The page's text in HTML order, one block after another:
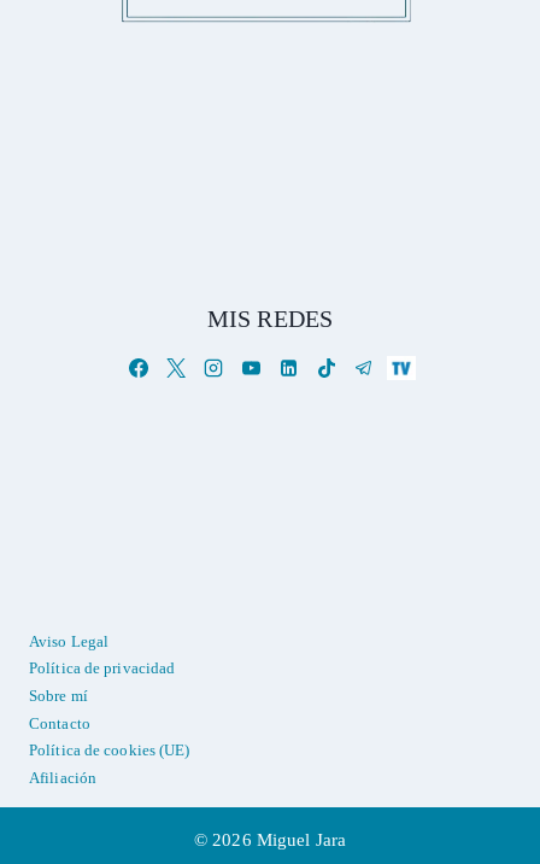
MIS REDES
Aviso Legal
Política de privacidad
Sobre mí
Contacto
Política de cookies (UE)
Afiliación
© 2026 Miguel Jara